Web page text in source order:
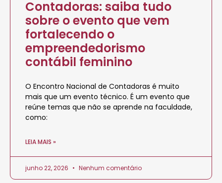
Contadoras: saiba tudo
sobre o evento que vem
fortalecendo o
empreendedorismo
contábil feminino
O Encontro Nacional de Contadoras é muito
mais que um evento técnico. É um evento que
reúne temas que não se aprende na faculdade,
como:
LEIA MAIS »
junho 22, 2026 Nenhum comentário